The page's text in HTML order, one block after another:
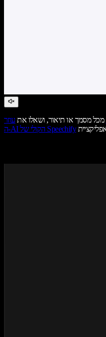
מכל מסמך או תיאור, ושאלו את עוזר
ה-AI הקולי של Speechify